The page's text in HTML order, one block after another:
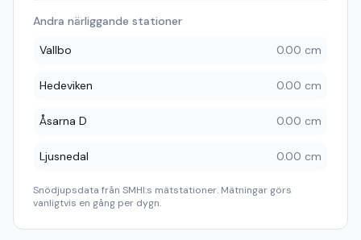
Andra närliggande stationer
Vallbo
0.00 cm
Hedeviken 0.00 cm
Åsarna D 0.00 cm
Ljusnedal 0.00 cm
Snödjupsdata från SMHI:s mätstationer. Mätningar görs
vanligtvis en gång per dygn.